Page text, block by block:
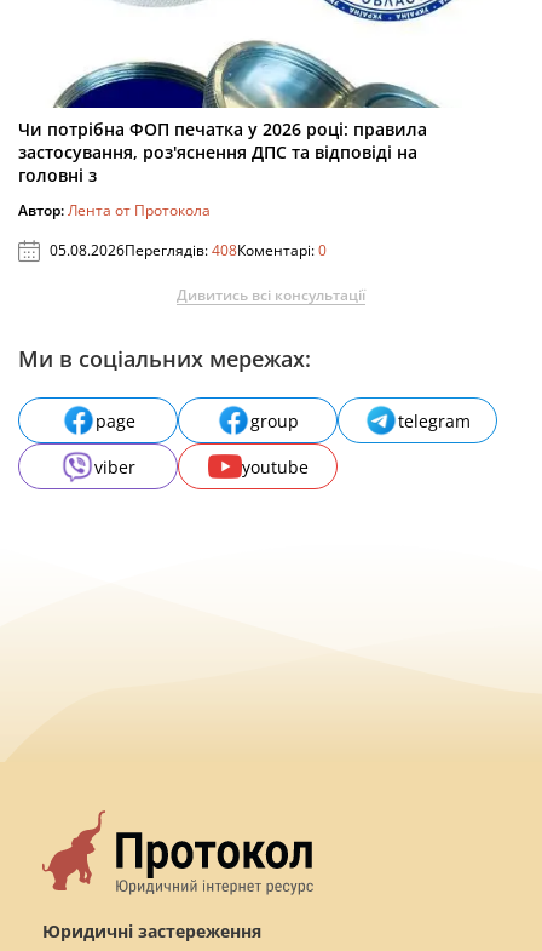
Чи потрібна ФОП печатка у 2026 році: правила
застосування, роз'яснення ДПС та відповіді на
головні з
Автор:Лента от Протокола
05.08.2026Переглядів:408Коментарі:0
Дивитись всі консультації
Ми в соціальних мережах:
page group
telegram
viber
youtube
Юридичні застереження